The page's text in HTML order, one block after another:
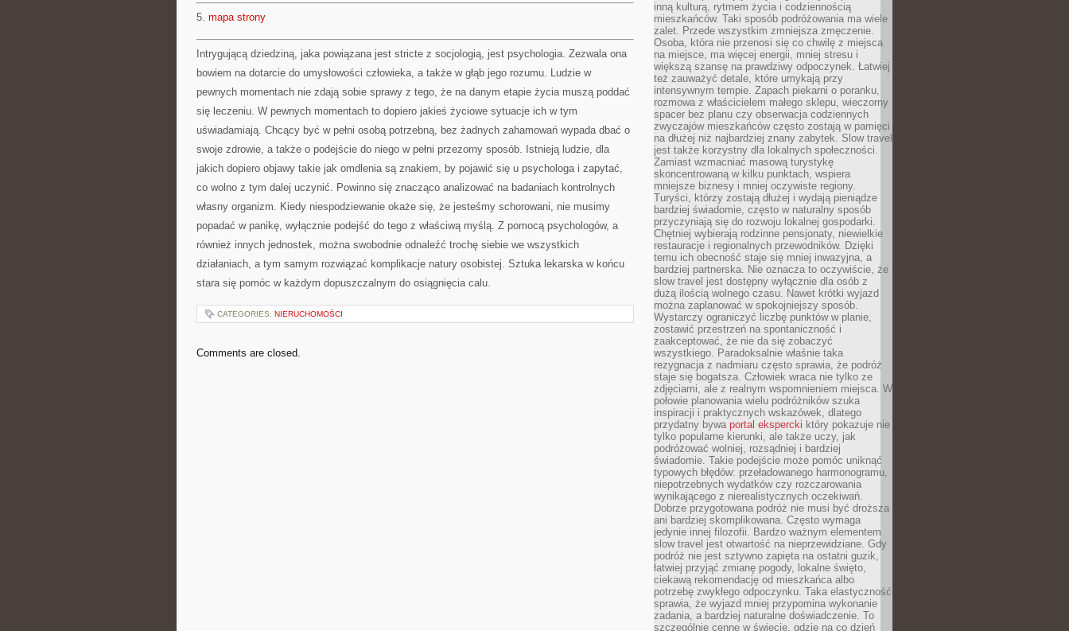
5. mapa strony
Intrygującą dziedziną, jaka powiązana jest stricte z socjologią, jest psychologia. Zezwala ona
bowiem na dotarcie do umysłowości człowieka, a także w głąb jego rozumu. Ludzie w
pewnych momentach nie zdają sobie sprawy z tego, że na danym etapie życia muszą poddać
się leczeniu. W pewnych momentach to dopiero jakieś życiowe sytuacje ich w tym
uświadamiają. Chcący być w pełni osobą potrzebną, bez żadnych zahamowań wypada dbać o
swoje zdrowie, a także o podejście do niego w pełni przezorny sposób. Istnieją ludzie, dla
jakich dopiero objawy takie jak omdlenia są znakiem, by pojawić się u psychologa i zapytać,
co wolno z tym dalej uczynić. Powinno się znacząco analizować na badaniach kontrolnych
własny organizm. Kiedy niespodziewanie okaże się, że jesteśmy schorowani, nie musimy
popadać w panikę, wyłącznie podejść do tego z właściwą myślą. Z pomocą psychologów, a
również innych jednostek, można swobodnie odnaleźć trochę siebie we wszystkich
działaniach, a tym samym rozwiązać komplikacje natury osobistej. Sztuka lekarska w końcu
stara się pomóc w każdym dopuszczalnym do osiągnięcia calu.
CATEGORIES: NIERUCHOMOŚCI
Comments are closed.
inną kulturą, rytmem życia i codziennością
mieszkańców. Taki sposób podróżowania ma wiele
zalet. Przede wszystkim zmniejsza zmęczenie.
Osoba, która nie przenosi się co chwilę z miejsca
na miejsce, ma więcej energii, mniej stresu i
większą szansę na prawdziwy odpoczynek. Łatwiej
też zauważyć detale, które umykają przy
intensywnym tempie. Zapach piekarni o poranku,
rozmowa z właścicielem małego sklepu, wieczorny
spacer bez planu czy obserwacja codziennych
zwyczajów mieszkańców często zostają w pamięci
na dłużej niż najbardziej znany zabytek. Slow travel
jest także korzystny dla lokalnych społeczności.
Zamiast wzmacniać masową turystykę
skoncentrowaną w kilku punktach, wspiera
mniejsze biznesy i mniej oczywiste regiony.
Turyści, którzy zostają dłużej i wydają pieniądze
bardziej świadomie, często w naturalny sposób
przyczyniają się do rozwoju lokalnej gospodarki.
Chętniej wybierają rodzinne pensjonaty, niewielkie
restauracje i regionalnych przewodników. Dzięki
temu ich obecność staje się mniej inwazyjna, a
bardziej partnerska. Nie oznacza to oczywiście, że
slow travel jest dostępny wyłącznie dla osób z
dużą ilością wolnego czasu. Nawet krótki wyjazd
można zaplanować w spokojniejszy sposób.
Wystarczy ograniczyć liczbę punktów w planie,
zostawić przestrzeń na spontaniczność i
zaakceptować, że nie da się zobaczyć
wszystkiego. Paradoksalnie właśnie taka
rezygnacja z nadmiaru często sprawia, że podróż
staje się bogatsza. Człowiek wraca nie tylko ze
zdjęciami, ale z realnym wspomnieniem miejsca. W
połowie planowania wielu podróżników szuka
inspiracji i praktycznych wskazówek, dlatego
przydatny bywa portal ekspercki który pokazuje nie
tylko popularne kierunki, ale także uczy, jak
podróżować wolniej, rozsądniej i bardziej
świadomie. Takie podejście może pomóc uniknąć
typowych błędów: przeładowanego harmonogramu,
niepotrzebnych wydatków czy rozczarowania
wynikającego z nierealistycznych oczekiwań.
Dobrze przygotowana podróż nie musi być droższa
ani bardziej skomplikowana. Często wymaga
jedynie innej filozofii. Bardzo ważnym elementem
slow travel jest otwartość na nieprzewidziane. Gdy
podróż nie jest sztywno zapięta na ostatni guzik,
łatwiej przyjąć zmianę pogody, lokalne święto,
ciekawą rekomendację od mieszkańca albo
potrzebę zwykłego odpoczynku. Taka elastyczność
sprawia, że wyjazd mniej przypomina wykonanie
zadania, a bardziej naturalne doświadczenie. To
szczególnie cenne w świecie, gdzie na co dzień